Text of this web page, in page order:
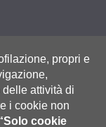
propri e
attività di
i cookie non
cookie